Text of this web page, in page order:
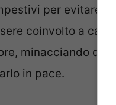
per evitare
coinvolto a
minacciando di
in pace.